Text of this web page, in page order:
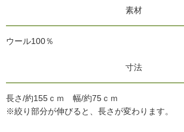
素材
ウール100％
寸法
長さ/約155ｃｍ 幅/約75ｃｍ
※絞り部分が伸びると、長さが変わります。